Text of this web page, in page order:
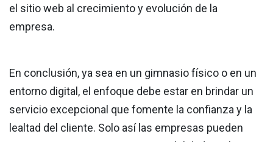
el sitio web al crecimiento y evolución de la
empresa.
En conclusión, ya sea en un gimnasio físico o en un
entorno digital, el enfoque debe estar en brindar un
servicio excepcional que fomente la confianza y la
lealtad del cliente. Solo así las empresas pueden